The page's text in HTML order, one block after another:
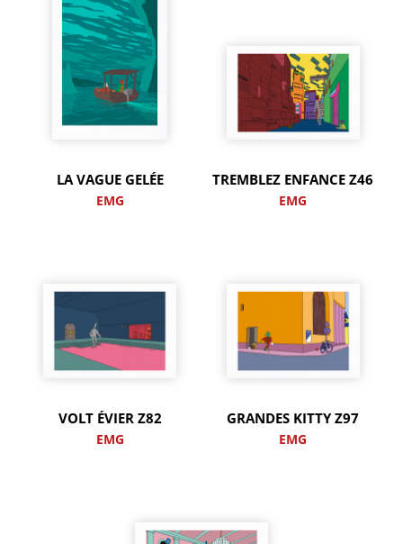
LA VAGUE GELÉE
EMG
TREMBLEZ ENFANCE Z46
EMG
VOLT ÉVIER Z82
EMG
GRANDES KITTY Z97
EMG